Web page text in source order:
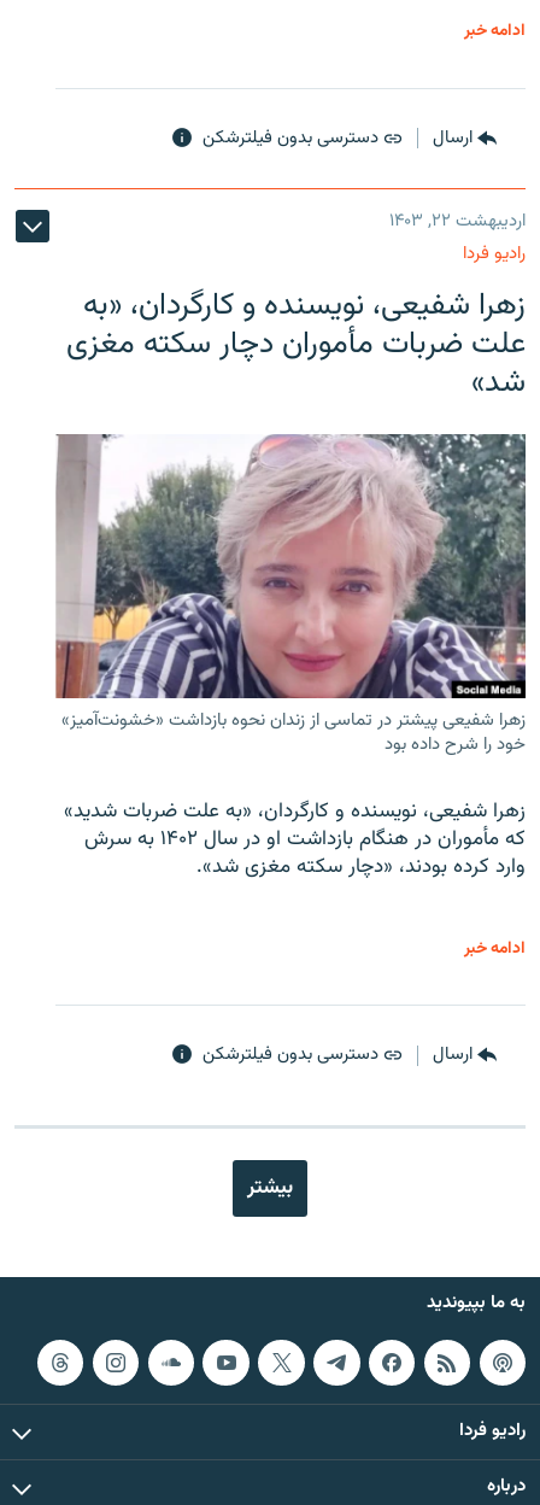
ادامه خبر
ارسال دسترسی بدون فیلترشکن
اردیبهشت ۲۲, ۱۴۰۳
رادیو فردا
زهرا شفیعی، نویسنده و کارگردان، «به
علت ضربات مأموران دچار سکته مغزی
شد»
زهرا شفیعی پیشتر در تماسی از زندان نحوه بازداشت «خشونت‌آمیز»
خود را شرح داده بود
زهرا شفیعی، نویسنده و کارگردان، «به علت ضربات شدید»
که مأموران در هنگام بازداشت او در سال ۱۴۰۲ به سرش
وارد کرده بودند، «دچار سکته مغزی شد».
ادامه خبر
ارسال دسترسی بدون فیلترشکن
بیشتر
به ما بپیوندید
رادیو فردا
درباره